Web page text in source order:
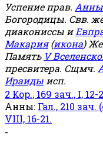
Успение прав. Анны
Богородицы. Свв.
диакониссы и
Макария(икона)
Память V
пресвитера. Сщмч.
Ираиды исп.
2 Кор., 169 зач., I, 12-
Анны: Гал., 210 зач.
VIII, 16-21.
-